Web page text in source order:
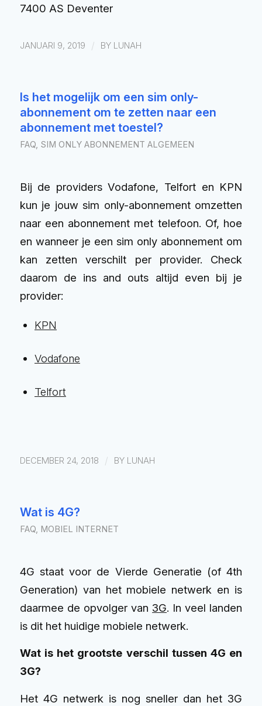
7400 AS Deventer
JANUARI 9, 2019 / BY LUNAH
Is het mogelijk om een sim only-
abonnement om te zetten naar een
abonnement met toestel?
FAQ, SIM ONLY ABONNEMENT ALGEMEEN
Bij de providers Vodafone, Telfort en KPN
kun je jouw sim only-abonnement omzetten
naar een abonnement met telefoon. Of, hoe
en wanneer je een sim only abonnement om
kan zetten verschilt per provider. Check
daarom de ins and outs altijd even bij je
provider:
KPN
Vodafone
Telfort
DECEMBER 24, 2018 / BY LUNAH
Wat is 4G?
FAQ, MOBIEL INTERNET
4G staat voor de Vierde Generatie (of 4th
Generation) van het mobiele netwerk en is
daarmee de opvolger van 3G. In veel landen
is dit het huidige mobiele netwerk.
Wat is het grootste verschil tussen 4G en
3G?
Het 4G netwerk is nog sneller dan het 3G